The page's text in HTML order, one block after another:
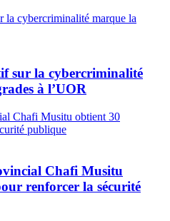
sur la cybercriminalité
à l’UOR
Chafi Musitu
renforcer la sécurité